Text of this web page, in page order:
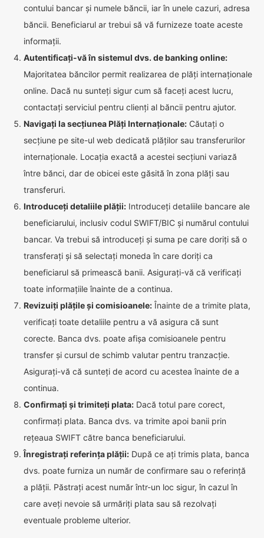
contului bancar și numele băncii, iar în unele cazuri, adresa
băncii. Beneficiarul ar trebui să vă furnizeze toate aceste
informații.
Autentificați-vă în sistemul dvs. de banking online:
Majoritatea băncilor permit realizarea de plăți internaționale
online. Dacă nu sunteți sigur cum să faceți acest lucru,
contactați serviciul pentru clienți al băncii pentru ajutor.
Navigați la secțiunea Plăți Internaționale: Căutați o
secțiune pe site-ul web dedicată plăților sau transferurilor
internaționale. Locația exactă a acestei secțiuni variază
între bănci, dar de obicei este găsită în zona plăți sau
transferuri.
Introduceți detaliile plății: Introduceți detaliile bancare ale
beneficiarului, inclusiv codul SWIFT/BIC și numărul contului
bancar. Va trebui să introduceți și suma pe care doriți să o
transferați și să selectați moneda în care doriți ca
beneficiarul să primească banii. Asigurați-vă că verificați
toate informațiile înainte de a continua.
Revizuiți plățile și comisioanele: Înainte de a trimite plata,
verificați toate detaliile pentru a vă asigura că sunt
corecte. Banca dvs. poate afișa comisioanele pentru
transfer și cursul de schimb valutar pentru tranzacție.
Asigurați-vă că sunteți de acord cu acestea înainte de a
continua.
Confirmați și trimiteți plata: Dacă totul pare corect,
confirmați plata. Banca dvs. va trimite apoi banii prin
rețeaua SWIFT către banca beneficiarului.
Înregistrați referința plății: După ce ați trimis plata, banca
dvs. poate furniza un număr de confirmare sau o referință
a plății. Păstrați acest număr într-un loc sigur, în cazul în
care aveți nevoie să urmăriți plata sau să rezolvați
eventuale probleme ulterior.